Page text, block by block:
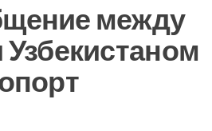
между
Узбекистаном